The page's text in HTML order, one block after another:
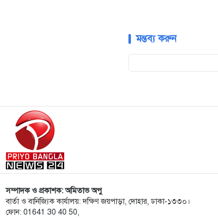
মন্তব্য করুন
সম্পাদক ও প্রকাশক: অমিতাভ অপু
বার্তা ও বানিজ্যিক কার্যালয়: দক্ষিণ জয়পাড়া, দোহার, ঢাকা-১৩৩০।
ফোন: 01641 30 40 50,